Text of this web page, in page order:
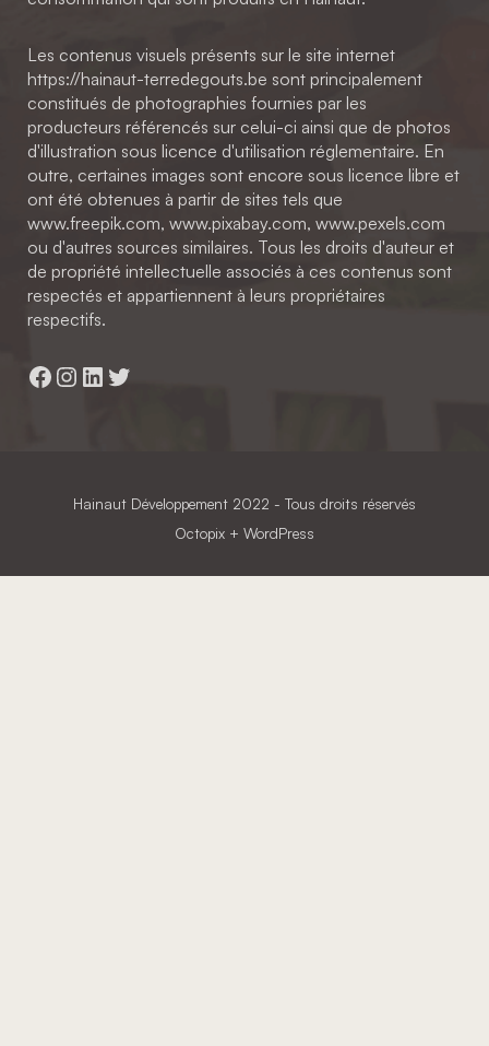
Les contenus visuels présents sur le site internet
https://hainaut-terredegouts.be sont principalement
constitués de photographies fournies par les
producteurs référencés sur celui-ci ainsi que de photos
d'illustration sous licence d'utilisation réglementaire. En
outre, certaines images sont encore sous licence libre et
ont été obtenues à partir de sites tels que
www.freepik.com, www.pixabay.com, www.pexels.com
ou d'autres sources similaires. Tous les droits d'auteur et
de propriété intellectuelle associés à ces contenus sont
respectés et appartiennent à leurs propriétaires
respectifs.
Facebook
Instagram
LinkedIn
Twitter
Hainaut Développement 2022 - Tous droits réservés
Octopix + WordPress